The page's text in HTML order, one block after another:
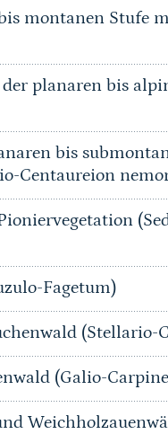
montanen Stufe
der planaren bis
bis
Centaureion
Fagetum)
(Stellario-
(Galio-